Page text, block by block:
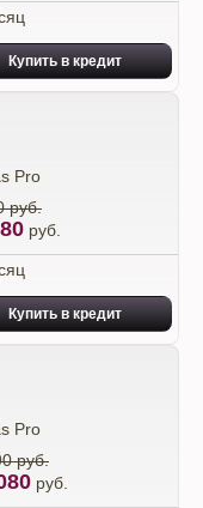
Купить в кредит
руб.
руб.
Купить в кредит
руб.
руб.